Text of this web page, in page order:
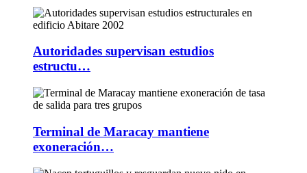
Autoridades supervisan estudios
estructu…
Terminal de Maracay mantiene
exoneración…